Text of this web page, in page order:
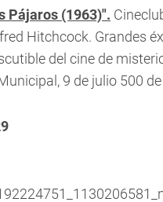
Pájaros (1963)".
Hitchcock. Grandes
del cine de
9 de julio 500